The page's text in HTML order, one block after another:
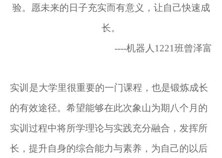
验。愿未来的日子充实而有意义，让自己快速成
长。
----机器人1221班曾泽富
实训 是大学里很重要的一门课程，也是锻炼成长
的有效途径。希望能够在此次象山为期八个月的
实训过程中将所学理论与实践充分融合，发挥所
长，提升自身的综合能力与素养，为自己的以后